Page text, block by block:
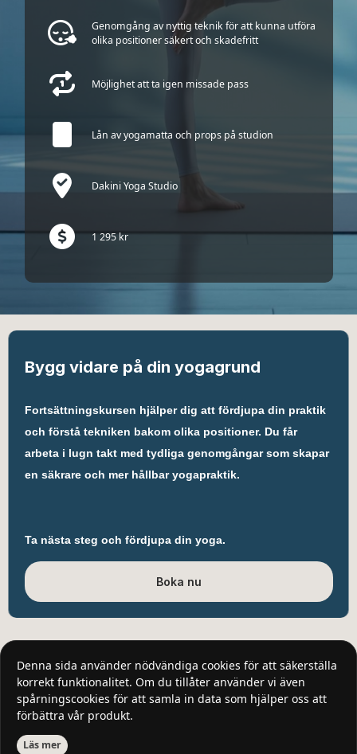
Genomgång av nyttig teknik för att kunna utföra
olika positioner säkert och skadefritt
Möjlighet att ta igen missade pass
Lån av yogamatta och props på studion
Dakini Yoga Studio
1 295 kr
Bygg vidare på din yogagrund
Fortsättningskursen hjälper dig att fördjupa din praktik
och förstå tekniken bakom olika positioner. Du får
arbeta i lugn takt med tydliga genomgångar som skapar
en säkrare och mer hållbar yogapraktik.
Ta nästa steg och fördjupa din yoga.
Boka nu
Kaggeholmsvägen 12
Denna sida använder nödvändiga cookies för att säkerställa
korrekt funktionalitet. Om du tillåter använder vi även
spårningscookies för att samla in data som hjälper oss att
förbättra vår produkt.
Läs mer